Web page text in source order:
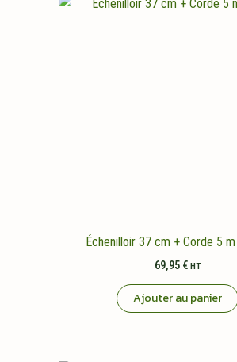
Échenilloir 37 cm + Corde 5
69,95 € HT
Ajouter au panier